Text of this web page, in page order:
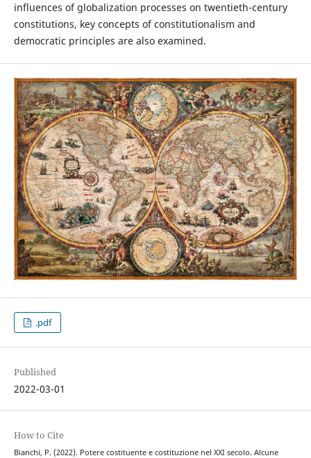
influences of globalization processes on twentieth-century
constitutions, key concepts of constitutionalism and
democratic principles are also examined.
.pdf
Published
2022-03-01
How to Cite
Bianchi, P. (2022). Potere costituente e costituzione nel XXI secolo. Alcune